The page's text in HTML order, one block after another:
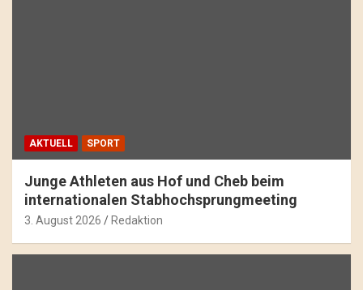
AKTUELL SPORT
Junge Athleten aus Hof und Cheb beim
internationalen Stabhochsprungmeeting
3. August 2026 Redaktion